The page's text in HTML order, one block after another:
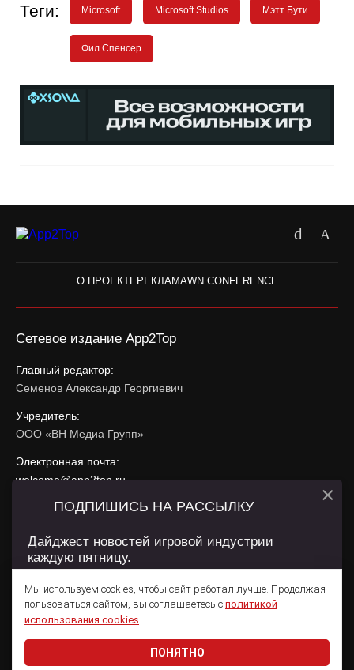
Теги: Microsoft Microsoft Studios Мэтт Бути
Фил Спенсер
О ПРОЕКТЕРЕКЛАМАWN CONFERENCE
Сетевое издание App2Top
Главный редактор:
Семенов Александр Георгиевич
Учредитель:
ООО «ВН Медиа Групп»
Электронная почта:
welcome@app2top.ru
При использовании материалов активная ссылка на
Сайт использует IP адреса, cookie, данные геолокации
использования содержатся вПолитике конфиденциальностии
Пользовательском соглашении .
© 2011 — 2026 App2Top 16+
Мы используем cookies, чтобы сайт работал лучше. Продолжая
пользоваться сайтом, вы соглашаетесь с политикой
использования cookies.
ПОНЯТНО
ПОДПИШИСЬ НА РАССЫЛКУ
Дайджест новостей игровой индустрии
каждую пятницу.
Даю согласие на обработкуперсональных данных
×